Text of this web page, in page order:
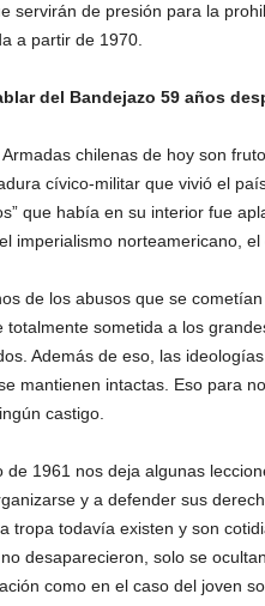
servirán de presión para la
a partir de 1970.
del Bandejazo 59 años
chilenas de hoy son
cívico-militar que vivió el
que había en su interior fue
imperialismo norteamericano, el
de los abusos que se
totalmente sometida a los
Además de eso, las
mantienen intactas. Eso para
castigo.
de 1961 nos deja algunas
y a defender sus
tropa todavía existen y son
desaparecieron, solo se
como en el caso del joven